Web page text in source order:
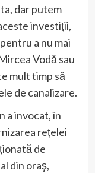
dar putem
investiţii,
a nu mai
Vodă sau
mult timp să
de canalizare.
a invocat, în
reţelei
de
din oraş,